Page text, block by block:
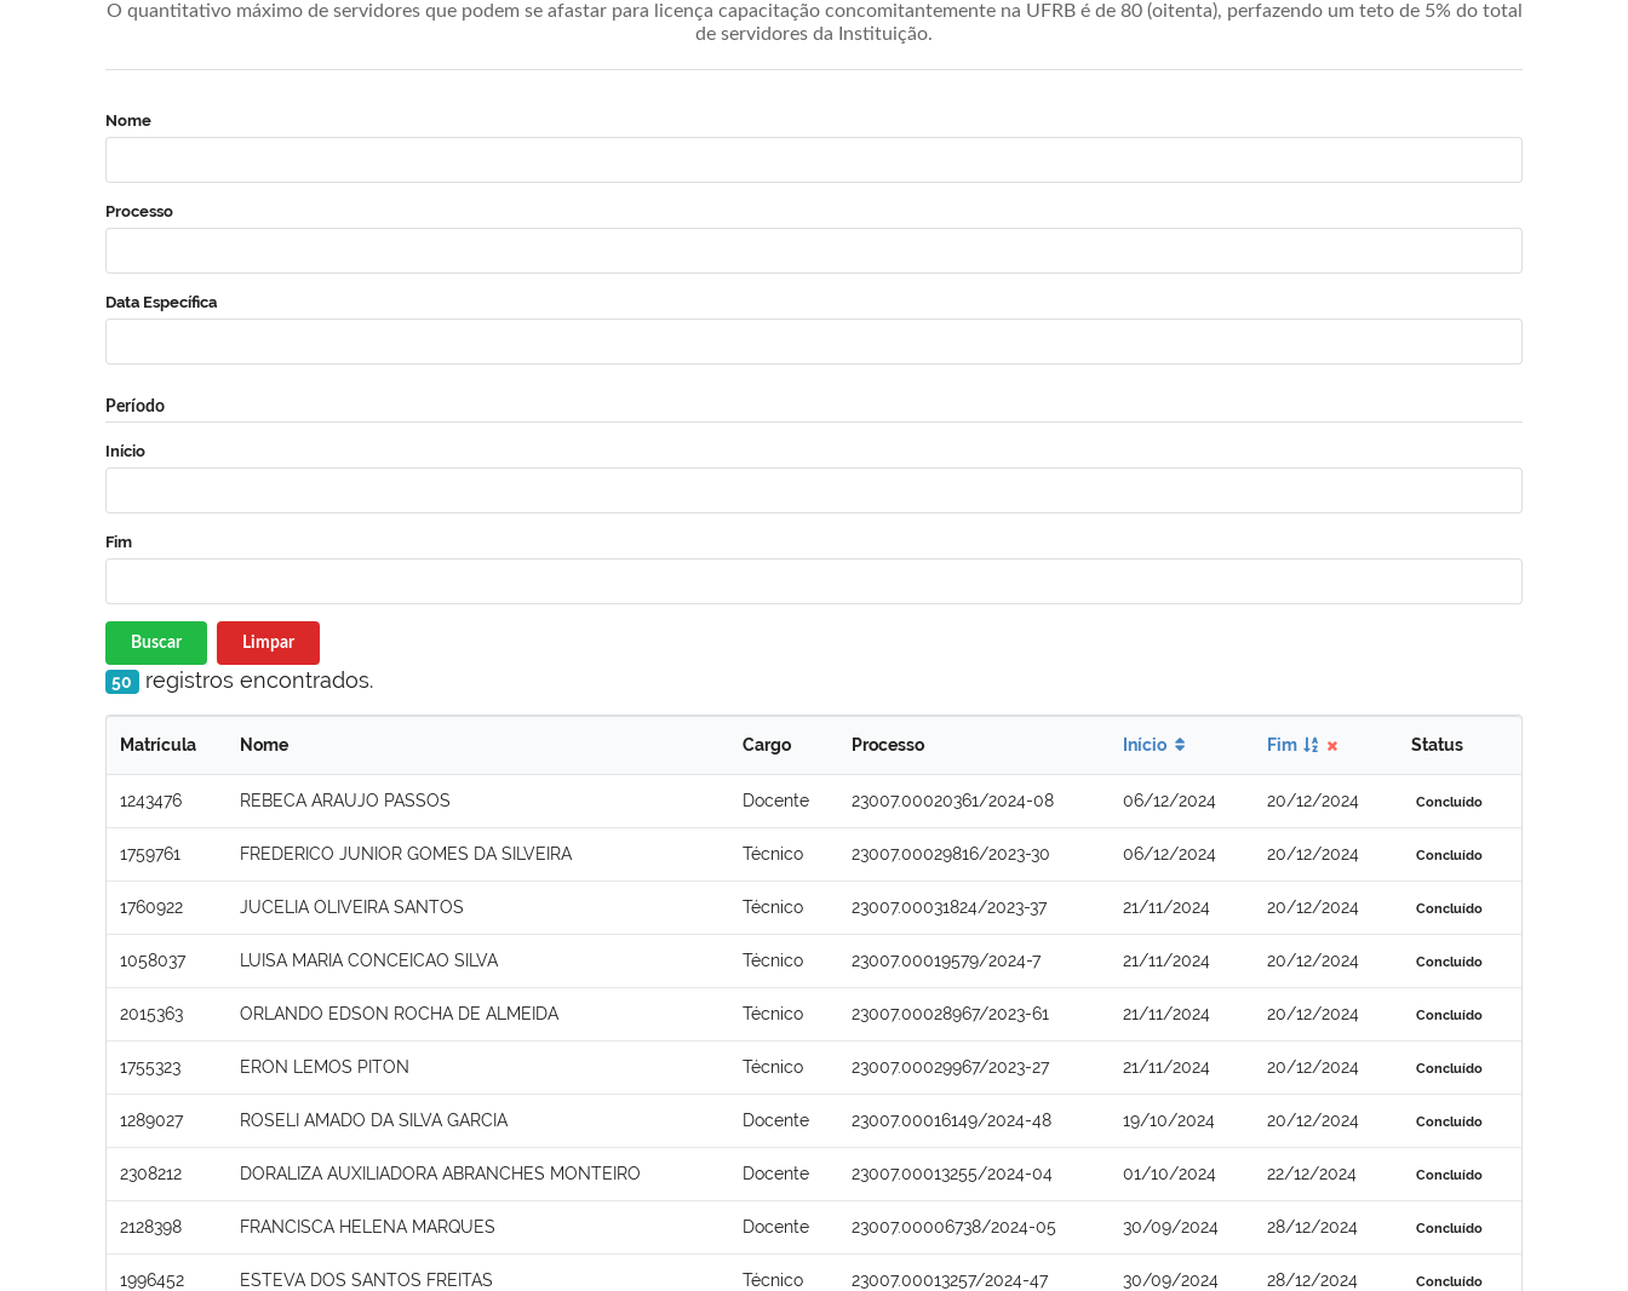
O quantitativo máximo de servidores que podem se afastar para licença capacitação concomitantemente na UFRB é de 80 (oitenta), perfazendo um teto de 5% do total
de servidores da Instituição.
Nome
Processo
Data Específica
Período
Início
Fim
Buscar Limpar
50 registros encontrados.
Matrícula Nome Cargo Processo Início Fim Status
1243476 REBECA ARAUJO PASSOS Docente 23007.00020361/2024-08 06/12/2024 20/12/2024 Concluído
1759761 FREDERICO JUNIOR GOMES DA SILVEIRA Técnico 23007.00029816/2023-30 06/12/2024 20/12/2024 Concluído
1760922 JUCELIA OLIVEIRA SANTOS Técnico 23007.00031824/2023-37 21/11/2024 20/12/2024 Concluído
1058037 LUISA MARIA CONCEICAO SILVA Técnico 23007.00019579/2024-7 21/11/2024 20/12/2024 Concluído
2015363 ORLANDO EDSON ROCHA DE ALMEIDA Técnico 23007.00028967/2023-61 21/11/2024 20/12/2024 Concluído
1755323 ERON LEMOS PITON Técnico 23007.00029967/2023-27 21/11/2024 20/12/2024 Concluído
1289027 ROSELI AMADO DA SILVA GARCIA Docente 23007.00016149/2024-48 19/10/2024 20/12/2024 Concluído
2308212 DORALIZA AUXILIADORA ABRANCHES MONTEIRO Docente 23007.00013255/2024-04 01/10/2024 22/12/2024 Concluído
2128398 FRANCISCA HELENA MARQUES Docente 23007.00006738/2024-05 30/09/2024 28/12/2024 Concluído
1996452 ESTEVA DOS SANTOS FREITAS Técnico 23007.00013257/2024-47 30/09/2024 28/12/2024 Concluído